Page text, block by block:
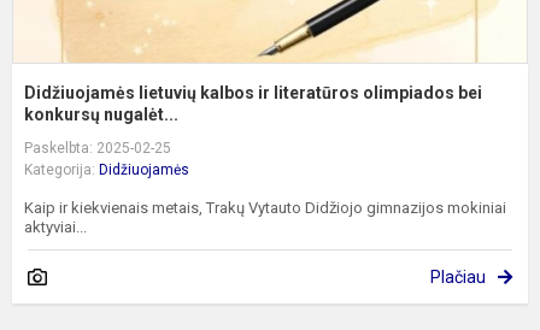
Didžiuojamės lietuvių kalbos ir literatūros olimpiados bei
konkursų nugalėt...
Paskelbta: 2025-02-25
Kategorija: Didžiuojamės
Kaip ir kiekvienais metais, Trakų Vytauto Didžiojo gimnazijos mokiniai
aktyviai...
Plačiau